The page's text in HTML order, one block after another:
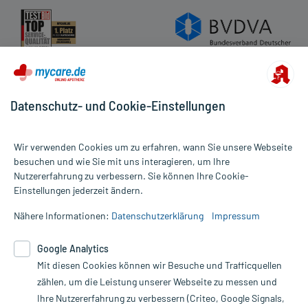
(Fruchtzucker). Wenn Sie eine Diabetes-Diät einhalten müssen,
sollten Sie den Zuckergehalt berücksichtigen.
Aufbewahrung:
Das Arzneimittel muss nach Anbruch/Zubereitung bei
Raumtemperatur aufbewahrt werden!
Anbieter: RATIOPHARM, Ulm, www.ratiopharm.de
Bearbeitungsstand:
Alle Preise gelten inkl. MwSt., ggf. zzgl. Versandkosten
Informationen auf dieser Website werden ausschließlich für
die Untersuchung und Behandlung durch einen Arzt. Bitte
Therapien eingeleitet werden können. | Diese Webseite benutzt
Google Analytics. Lesen Sie bitte dazu die wichtigen Hinweise in
unserer Datenschutzerklärung. Für den Widerruf einer Bestellung
nutzen Sie das Formular:
Datenschutz- und Cookie-Einstellungen
Wir verwenden Cookies um zu erfahren, wann Sie unsere Webseite
besuchen und wie Sie mit uns interagieren, um Ihre
Nutzererfahrung zu verbessern. Sie können Ihre Cookie-
Einstellungen jederzeit ändern.
Nähere Informationen: Datenschutzerklärung Impressum
Google Analytics
Mit diesen Cookies können wir Besuche und Trafficquellen
zählen, um die Leistung unserer Webseite zu messen und
Ihre Nutzererfahrung zu verbessern (Criteo, Google Signals,